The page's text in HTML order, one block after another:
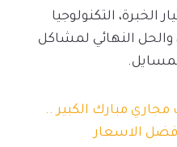
الخبرة، التكنولوجيا
والحل النهائي لمشاكل
مبارك الكبير ..
الاسعار